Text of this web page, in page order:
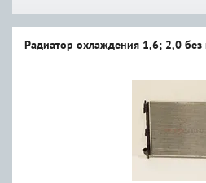
Радиатор охлаждения 1,6; 2,0